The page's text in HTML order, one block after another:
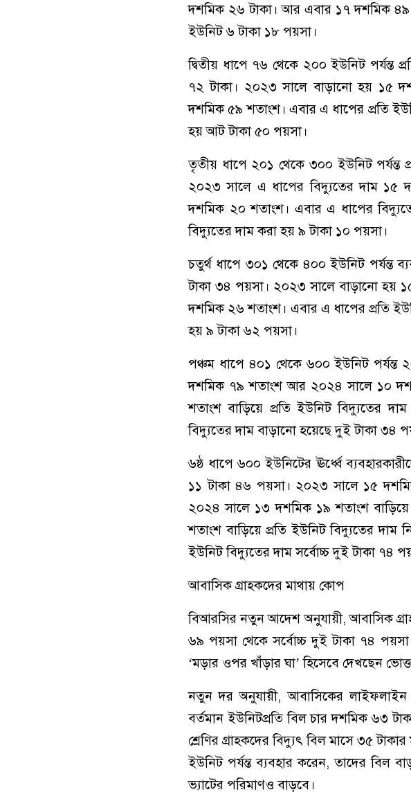
দশমিক ২৬ টাকা। আর এবার ১৭ দশমিক ৪৯
ইউনিট ৬ টাকা ১৮ পয়সা।
দ্বিতীয় ধাপে ৭৬ থেকে ২০০ ইউনিট পর্যন্ত
৭২ টাকা। ২০২৩ সালে বাড়ানো হয় ১৫
দশমিক ৫৯ শতাংশ। এবার এ ধাপের প্রতি
হয় আট টাকা ৫০ পয়সা।
তৃতীয় ধাপে ২০১ থেকে ৩০০ ইউনিট পর্যন্ত
২০২৩ সালে এ ধাপের বিদ্যুতের দাম
দশমিক ২০ শতাংশ। এবার এ ধাপের
বিদ্যুতের দাম করা হয় ৯ টাকা ১০ পয়সা।
চতুর্থ ধাপে ৩০১ থেকে ৪০০ ইউনিট পর্যন্ত
টাকা ৩৪ পয়সা। ২০২৩ সালে বাড়ানো হয়
দশমিক ২৬ শতাংশ। এবার এ ধাপের প্রতি
হয় ৯ টাকা ৬২ পয়সা।
পঞ্চম ধাপে ৪০১ থেকে ৬০০ ইউনিট
দশমিক ৭৯ শতাংশ আর ২০২৪ সালে ১০
শতাংশ বাড়িয়ে প্রতি ইউনিট বিদ্যুতের
বিদ্যুতের দাম বাড়ানো হয়েছে দুই টাকা ৩৪
৬ষ্ঠ ধাপে ৬০০ ইউনিটের ঊর্ধ্বে
১১ টাকা ৪৬ পয়সা। ২০২৩ সালে ১৫
২০২৪ সালে ১৩ দশমিক ১৯ শতাংশ
শতাংশ বাড়িয়ে প্রতি ইউনিট বিদ্যুতের দাম
ইউনিট বিদ্যুতের দাম সর্বোচ্চ দুই টাকা ৭৪
আবাসিক গ্রাহকদের মাথায় কোপ
বিআরসির নতুন আদেশ অনুযায়ী, আবাসিক
৬৯ পয়সা থেকে সর্বোচ্চ দুই টাকা ৭৪ পয়সা
‘মড়ার ওপর খাঁড়ার ঘা’ হিসেবে দেখছেন
নতুন দর অনুযায়ী, আবাসিকের লাইফলাইন
বর্তমান ইউনিটপ্রতি বিল চার দশমিক ৬৩
শ্রেণির গ্রাহকদের বিদ্যুৎ বিল মাসে ৩৫
ইউনিট পর্যন্ত ব্যবহার করেন, তাদের বিল
ভ্যাটের পরিমাণও বাড়বে।